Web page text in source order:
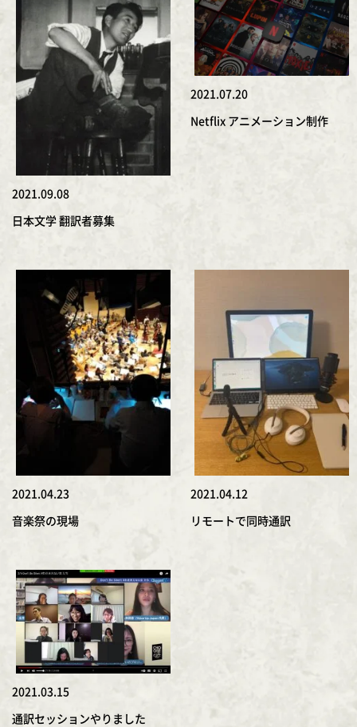
2021.09.08
日本文学 翻訳者募集
2021.07.20
Netflix アニメーション制作
2021.04.23
音楽祭の現場
2021.04.12
リモートで同時通訳
2021.03.15
通訳セッションやりました